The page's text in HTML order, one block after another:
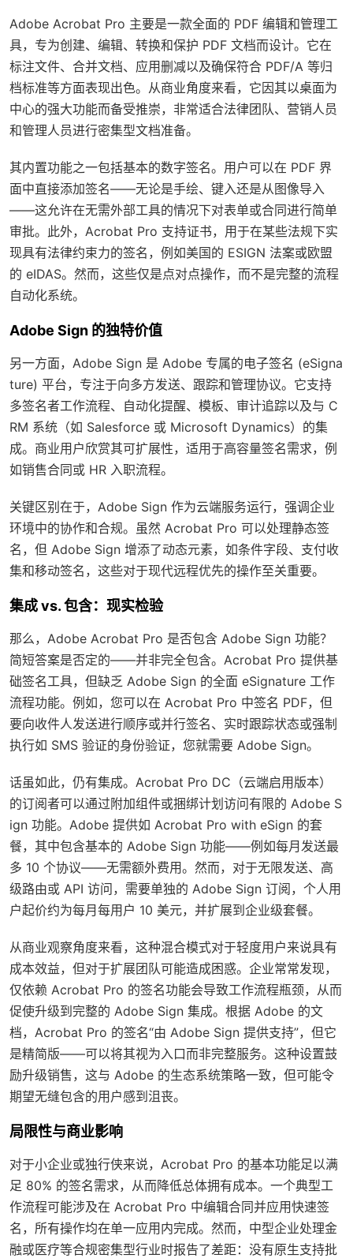
Adobe Acrobat Pro 主要是一款全面的 PDF 编辑和管理工
具，专为创建、编辑、转换和保护 PDF 文档而设计。它在
标注文件、合并文档、应用删减以及确保符合 PDF/A 等归
档标准等方面表现出色。从商业角度来看，它因其以桌面为
中心的强大功能而备受推崇，非常适合法律团队、营销人员
和管理人员进行密集型文档准备。
其内置功能之一包括基本的数字签名。用户可以在 PDF 界
面中直接添加签名——无论是手绘、键入还是从图像导入
——这允许在无需外部工具的情况下对表单或合同进行简单
审批。此外，Acrobat Pro 支持证书，用于在某些法规下实
现具有法律约束力的签名，例如美国的 ESIGN 法案或欧盟
的 eIDAS。然而，这些仅是点对点操作，而不是完整的流程
自动化系统。
Adobe Sign 的独特价值
另一方面，Adobe Sign 是 Adobe 专属的电子签名 (eSigna
ture) 平台，专注于向多方发送、跟踪和管理协议。它支持
多签名者工作流程、自动化提醒、模板、审计追踪以及与 C
RM 系统（如 Salesforce 或 Microsoft Dynamics）的集
成。商业用户欣赏其可扩展性，适用于高容量签名需求，例
如销售合同或 HR 入职流程。
关键区别在于，Adobe Sign 作为云端服务运行，强调企业
环境中的协作和合规。虽然 Acrobat Pro 可以处理静态签
名，但 Adobe Sign 增添了动态元素，如条件字段、支付收
集和移动签名，这些对于现代远程优先的操作至关重要。
集成 vs. 包含：现实检验
那么，Adobe Acrobat Pro 是否包含 Adobe Sign 功能？
简短答案是否定的——并非完全包含。Acrobat Pro 提供基
础签名工具，但缺乏 Adobe Sign 的全面 eSignature 工作
流程功能。例如，您可以在 Acrobat Pro 中签名 PDF，但
要向收件人发送进行顺序或并行签名、实时跟踪状态或强制
执行如 SMS 验证的身份验证，您就需要 Adobe Sign。
话虽如此，仍有集成。Acrobat Pro DC（云端启用版本）
的订阅者可以通过附加组件或捆绑计划访问有限的 Adobe S
ign 功能。Adobe 提供如 Acrobat Pro with eSign 的套
餐，其中包含基本的 Adobe Sign 功能——例如每月发送最
多 10 个协议——无需额外费用。然而，对于无限发送、高
级路由或 API 访问，需要单独的 Adobe Sign 订阅，个人用
户起价约为每月每用户 10 美元，并扩展到企业级套餐。
从商业观察角度来看，这种混合模式对于轻度用户来说具有
成本效益，但对于扩展团队可能造成困惑。企业常常发现，
仅依赖 Acrobat Pro 的签名功能会导致工作流程瓶颈，从而
促使升级到完整的 Adobe Sign 集成。根据 Adobe 的文
档，Acrobat Pro 的签名“由 Adobe Sign 提供支持”，但它
是精简版——可以将其视为入口而非完整服务。这种设置鼓
励升级销售，这与 Adobe 的生态系统策略一致，但可能令
期望无缝包含的用户感到沮丧。
局限性与商业影响
对于小企业或独行侠来说，Acrobat Pro 的基本功能足以满
足 80% 的签名需求，从而降低总体拥有成本。一个典型工
作流程可能涉及在 Acrobat Pro 中编辑合同并应用快速签
名，所有操作均在单一应用内完成。然而，中型企业处理金
融或医疗等合规密集型行业时报告了差距：没有原生支持批